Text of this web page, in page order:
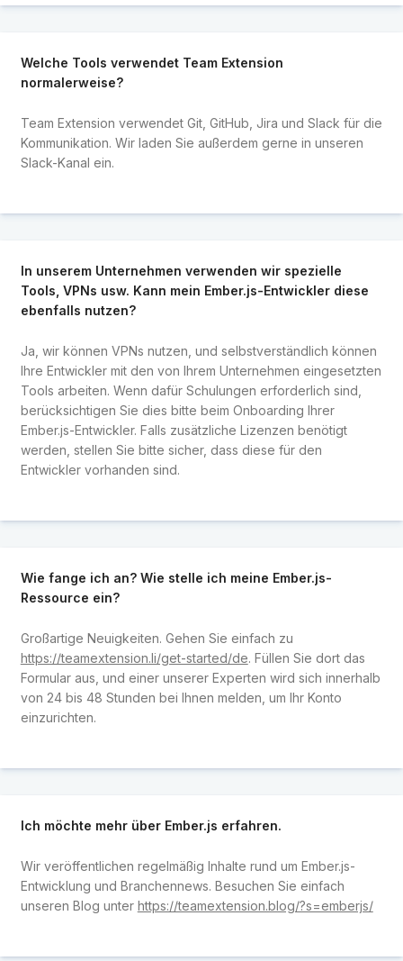
Welche Tools verwendet Team Extension
normalerweise?
Team Extension verwendet Git, GitHub, Jira und Slack für die
Kommunikation. Wir laden Sie außerdem gerne in unseren
Slack-Kanal ein.
In unserem Unternehmen verwenden wir spezielle
Tools, VPNs usw. Kann mein Ember.js-Entwickler diese
ebenfalls nutzen?
Ja, wir können VPNs nutzen, und selbstverständlich können
Ihre Entwickler mit den von Ihrem Unternehmen eingesetzten
Tools arbeiten. Wenn dafür Schulungen erforderlich sind,
berücksichtigen Sie dies bitte beim Onboarding Ihrer
Ember.js-Entwickler. Falls zusätzliche Lizenzen benötigt
werden, stellen Sie bitte sicher, dass diese für den
Entwickler vorhanden sind.
Wie fange ich an? Wie stelle ich meine Ember.js-
Ressource ein?
Großartige Neuigkeiten. Gehen Sie einfach zu
https://teamextension.li/get-started/de. Füllen Sie dort das
Formular aus, und einer unserer Experten wird sich innerhalb
von 24 bis 48 Stunden bei Ihnen melden, um Ihr Konto
einzurichten.
Ich möchte mehr über Ember.js erfahren.
Wir veröffentlichen regelmäßig Inhalte rund um Ember.js-
Entwicklung und Branchennews. Besuchen Sie einfach
unseren Blog unter https://teamextension.blog/?s=emberjs/